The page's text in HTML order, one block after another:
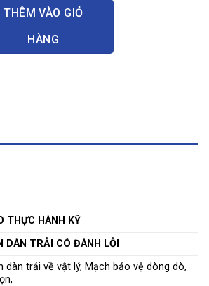
tiện dàn trải có đánh lỗi số lượng
THÊM VÀO GIỎ
HÀNG
THỰC HÀNH KỸ
DÀN TRẢI CÓ ĐÁNH LỖI
dàn trải về vật lý, Mạch bảo vệ dòng dò,